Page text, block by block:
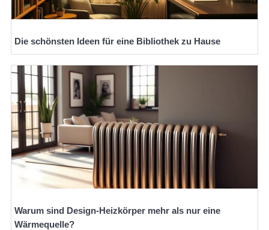
Die schönsten Ideen für eine Bibliothek zu Hause
Warum sind Design-Heizkörper mehr als nur eine
Wärmequelle?